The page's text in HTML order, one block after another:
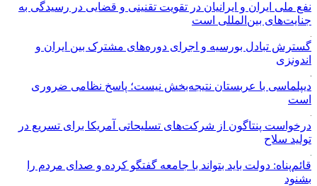
نفع ملی ایران و ایرانیان در تقویت تقنینی و قضایی در رسیدگی به
جنایت‌های بین‌المللی است
گسترش تبادل بورسیه و اجرای دوره‌های مشترک بین ایران و
اندونزی
دیپلماسی با عربستان نتیجه‌بخش نیست؛ پاسخ نظامی ضروری
است
درخواست پنتاگون از شرکت‌های تسلیحاتی آمریکا برای تسریع در
تولید سلاح
قائم‌پناه: دولت باید بتواند با جامعه گفتگو کرده و صدای مردم را
بشنود